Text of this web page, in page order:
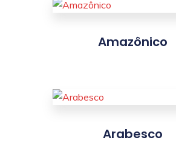
Amazônico
Arabesco